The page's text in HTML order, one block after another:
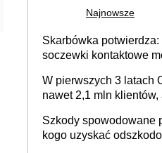
Najnowsze
Skarbówka
soczewki kontaktowe
niepełnosprawności.
dofinansowanie (np. z
odliczenie
W pierwszych 3 latach
nawet 2,1 mln klientów,
mld zł
Szkody spowodowane
kogo uzyskać